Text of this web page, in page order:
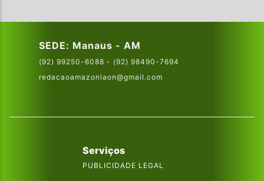
SEDE: Manaus - AM
(92) 99250-6088 - (92) 98490-7694
redacaoamazoniaon@gmail.com
Serviços
PUBLICIDADE LEGAL